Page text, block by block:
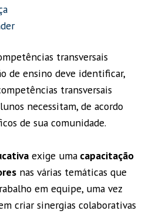
transversais
de ensino deve identificar,
transversais
necessitam, de acordo
de sua comunidade.
exige uma capacitação
nas várias temáticas que
em equipe, uma vez
criar sinergias colaborativas